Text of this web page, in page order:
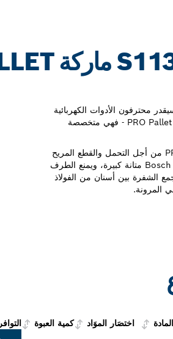
محترفون الأدوات الكهربائية
المتخصصون في هذه المهمة شفرة PRO Pallet Repair S1132VFR - فهي متخصصة
تم تصميم شفرة الإصلاح PRO Pallet Repair S1132VFR من أجل التحمل والقطع المريح
ومنخفض الاهتزاز. يضيف تصميم مثبت الساق المبتكر من Bosch متانة كبيرة، ويمنع الطرف
الشفرة بين أسنان من الفولاذ
المرونة.
المادة اختصَار الموَاد كمية العبوة
التوافر